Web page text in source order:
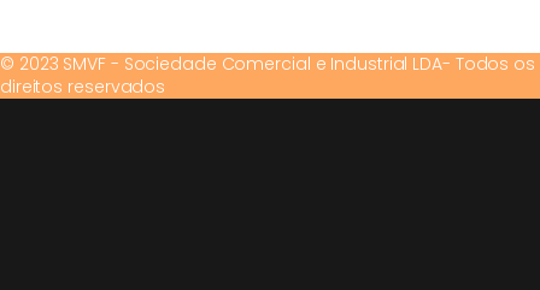
© 2023 SMVF - Sociedade Comercial e Industrial LDA- Todos os
direitos reservados